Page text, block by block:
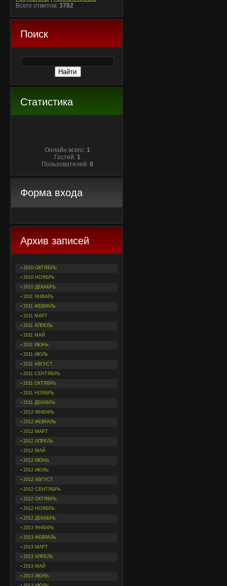
Всего ответов: 3782
Поиск
Статистика
Онлайн всего:1
Гостей:1
Пользователей:0
Форма входа
Архив записей
2010 ОКТЯБРЬ
2010 НОЯБРЬ
2010 ДЕКАБРЬ
2011 ЯНВАРЬ
2011 ФЕВРАЛЬ
2011 МАРТ
2011 АПРЕЛЬ
2011 МАЙ
2011 ИЮНЬ
2011 ИЮЛЬ
2011 АВГУСТ
2011 СЕНТЯБРЬ
2011 ОКТЯБРЬ
2011 НОЯБРЬ
2011 ДЕКАБРЬ
2012 ЯНВАРЬ
2012 ФЕВРАЛЬ
2012 МАРТ
2012 АПРЕЛЬ
2012 МАЙ
2012 ИЮНЬ
2012 ИЮЛЬ
2012 АВГУСТ
2012 СЕНТЯБРЬ
2012 ОКТЯБРЬ
2012 НОЯБРЬ
2012 ДЕКАБРЬ
2013 ЯНВАРЬ
2013 ФЕВРАЛЬ
2013 МАРТ
2013 АПРЕЛЬ
2013 МАЙ
2013 ИЮНЬ